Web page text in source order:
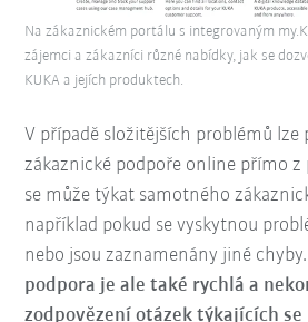
V případě složitějších problémů lze
zákaznické podpoře online přímo z
se může týkat samotného
například pokud se vyskytnou
nebo jsou zaznamenány jiné chyby.
podpora je ale také rychlá a
zodpovězení otázek týkajících
Na zákaznickém portálu s integrovaným
zájemci a zákazníci různé nabídky, jak se
KUKA a jejích produktech.